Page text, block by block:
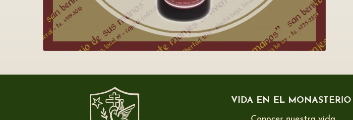
VIDA EN EL MONASTERIO